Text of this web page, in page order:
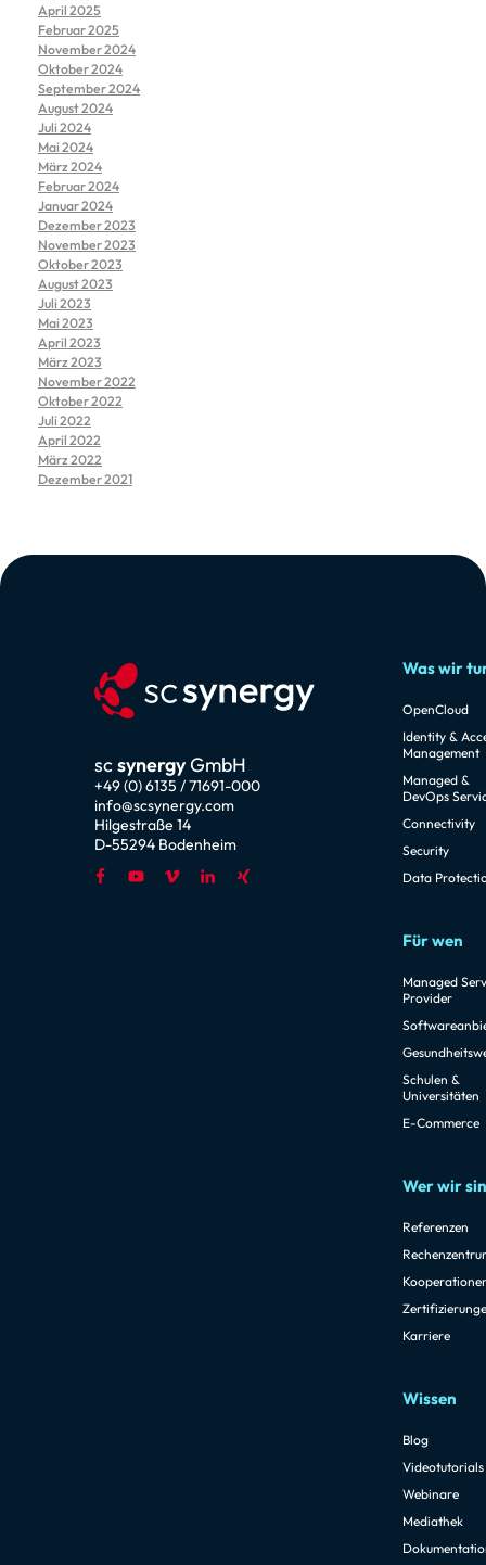
April 2025
Februar 2025
November 2024
Oktober 2024
September 2024
August 2024
Juli 2024
Mai 2024
März 2024
Februar 2024
Januar 2024
Dezember 2023
November 2023
Oktober 2023
August 2023
Juli 2023
Mai 2023
April 2023
März 2023
November 2022
Oktober 2022
Juli 2022
April 2022
März 2022
Dezember 2021
scsynergyGmbH
+49 (0) 6135 / 71691-000
info@scsynergy.com
Hilgestraße 14
D-55294 Bodenheim
Was wir
OpenCloud
Identity &
Management
Managed &
DevOps
Connectivity
Security
Data
Für wen
Managed
Provider
Schulen &
Universitäten
E-Commerce
Wer wir
Referenzen
Karriere
Wissen
Blog
Videotutorials
Webinare
Mediathek